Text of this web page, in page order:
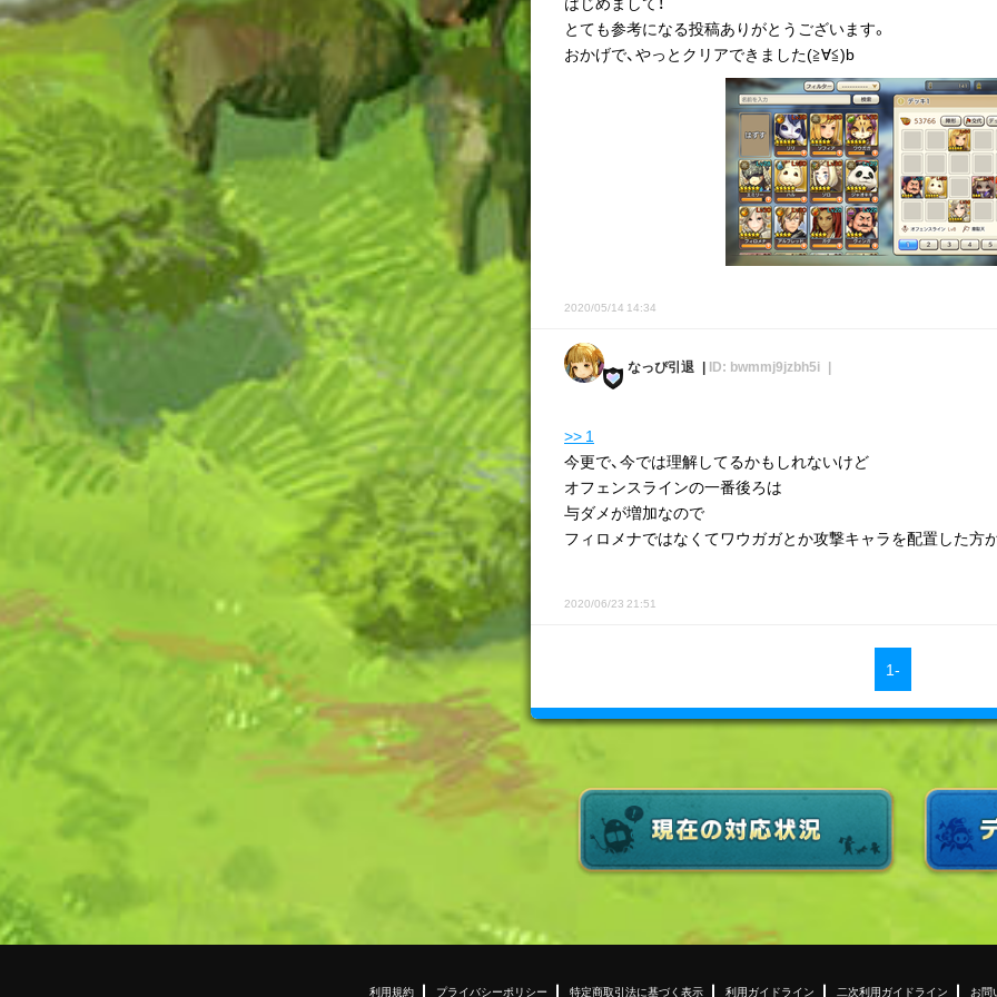
とても参考になる投稿ありがとうございます。
おかげで、やっとクリアできました(≧∀≦)b
2020/05/14 14:34
なっぴ引退 ID: bwmmj9jzbh5i
>> 1
今更で、今では理解してるかもしれないけど
オフェンスラインの一番後ろは
与ダメが増加なので
フィロメナではなくてワウガガとか攻撃キャラを配置した方
2020/06/23 21:51
1-
利用規約 プライバシーポリシー 特定商取引法に基づく表示 利用ガイドライン 二次利用ガイドライン お問